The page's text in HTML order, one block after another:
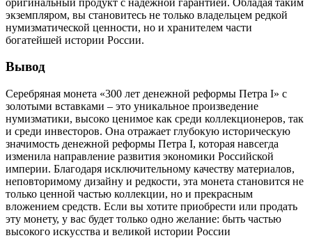
экземпляром, вы становитесь не только владельцем редкой
нумизматической ценности, но и хранителем части
богатейшей истории России.
Вывод
Серебряная монета «300 лет денежной реформы Петра I» с
золотыми вставками – это уникальное произведение
нумизматики, высоко ценимое как среди коллекционеров, так
и среди инвесторов. Она отражает глубокую историческую
значимость денежной реформы Петра I, которая навсегда
изменила направление развития экономики Российской
империи. Благодаря исключительному качеству материалов,
неповторимому дизайну и редкости, эта монета становится не
только ценной частью коллекции, но и прекрасным
вложением средств. Если вы хотите приобрести или продать
эту монету, у вас будет только одно желание: быть частью
высокого искусства и великой истории России